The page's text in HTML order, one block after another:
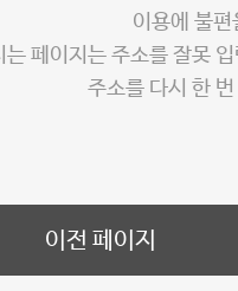
이용에 불
는 페이지는 주소를 잘못
주소를 다시 한
이전 페이지